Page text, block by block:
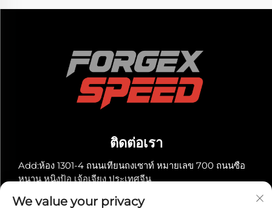
ติดต่อเรา
Add:ห้อง 1301-4 ถนนเทียนถงเซาท์ หมายเลข 700 ถนนซือ
หนาน หนิงป้อ เจ้อเจียง ประเทศจีน
โทร: +86-13929561315
We value your privacy